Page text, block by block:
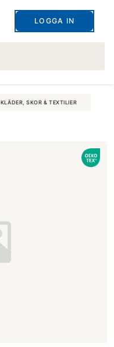
LOGGA IN
KLÄDER, SKOR & TEXTILIER